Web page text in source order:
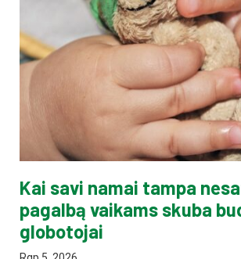
Kai savi namai tampa
pagalbą vaikams skuba
globotojai